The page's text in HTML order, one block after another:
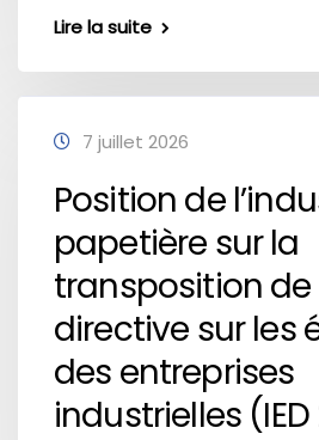
Lire la suite
7 juillet 2026
Position de
papetière sur la
transposition de
directive sur les
des entreprises
industrielles (IED